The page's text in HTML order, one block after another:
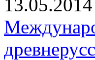
13.05.2014